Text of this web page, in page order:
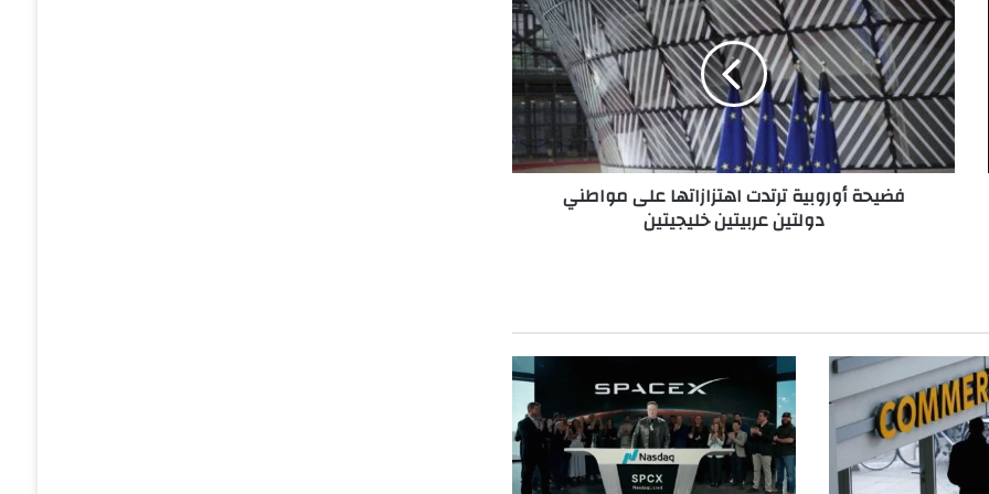
ض
ي
ح
ة
أ
و
ر
و
د
ت
ا
ه
ت
ز
فضيحة أوروبية ترتدت اهتزازاتها على مواطني
دولتين عربيتين خليجيتين